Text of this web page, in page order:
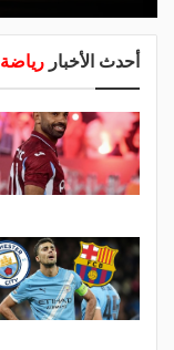
أحدث الأخبار رياضة